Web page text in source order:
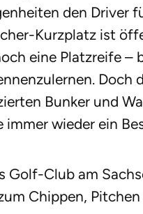
den Driver
Kurzplatz ist
eine Platzreife –
Doch
Bunker und
immer wieder ein
Golf-Club am
Chippen,